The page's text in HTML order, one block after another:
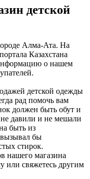
детской
Алма-Ата. На
Казахстана
о нашем
детской одежды
рад помочь вам
должен быть обут и
давили и не мешали
быть из
вызывал бы
стирок.
нашего магазина
или свяжетесь другим